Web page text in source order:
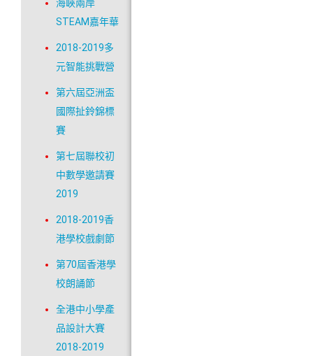
海峽兩岸
STEAM嘉年華
2018-2019多
元智能挑戰營
第六屆亞洲盃
國際扯鈴錦標
賽
第七屆聯校初
中數學邀請賽
2019
2018-2019香
港學校戲劇節
第70屆香港學
校朗誦節
全港中小學產
品設計大賽
2018-2019